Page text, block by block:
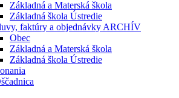
Základná a Materská škola
Základná škola Ústredie
faktúry a objednávky ARCHÍV
Obec
Základná a Materská škola
Základná škola Ústredie